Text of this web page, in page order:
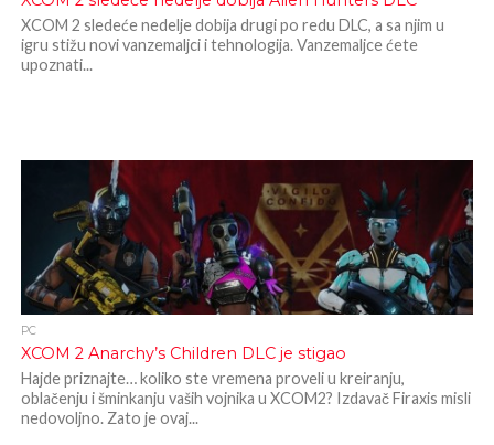
XCOM 2 sledeće nedelje dobija drugi po redu DLC, a sa njim u
igru stižu novi vanzemaljci i tehnologija. Vanzemaljce ćete
upoznati...
PC
XCOM 2 Anarchy’s Children DLC je stigao
Hajde priznajte… koliko ste vremena proveli u kreiranju,
oblačenju i šminkanju vaših vojnika u XCOM2? Izdavač Firaxis misli
nedovoljno. Zato je ovaj...